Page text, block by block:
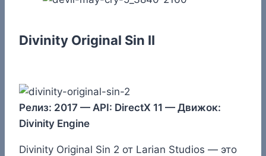
Divinity Original Sin II
Релиз: 2017 — API: DirectX 11 — Движок:
Divinity Engine
Divinity Original Sin 2 от Larian Studios — это